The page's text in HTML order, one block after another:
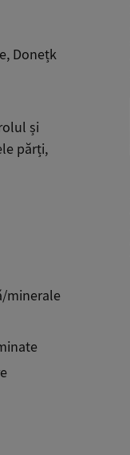
, Donețk
și
părți,
minerale